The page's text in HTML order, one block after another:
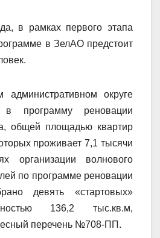
в рамках первого этапа
в ЗелАО предстоит
административном округе
программу реновации
общей площадью квартир
проживает 7,1 тысячи
организации волнового
по программе реновации
девять «стартовых»
136,2 тыс.кв.м,
перечень №708-ПП.